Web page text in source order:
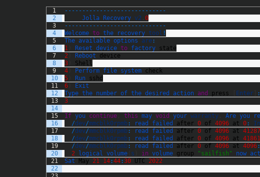
1
2
3
4
5
6
7
8
9
10
11
12
13
14
15
16
17
18
19
20
21
22
-- -- -- -- -- -- -- -- -- -- -- -- -- -- -
Jolla
Recovery v2 0
-- -- -- -- -- -- -- -- -- -- -- -- -- -- -
Welcome to the recovery tool !
The available options are:
1
Reset device to factory state
2
Reboot device
3
Shell
4
Perform file system check
5
Run sshd
6
Exit
Type the number of the desired action and press Enter
:
3
If you continue this may void your warranty Are you
/dev/mmcblk0rpmb: read failed after 0 of 4096 at 0:
/dev/mmcblk0rpmb: read failed after 0 of 4096 at
/dev/mmcblk0rpmb: read failed after 0 of 4096 at
/dev/mmcblk0rpmb: read failed after 0 of 4096 at 4096:
2
logical volume s in volume group "sailfish" now
Sat
May 21 14:44:30 UTC 2022